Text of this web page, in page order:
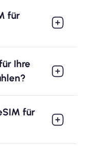
für
Ihre
für